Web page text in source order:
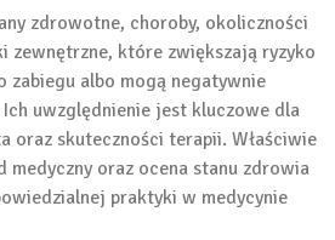
zdrowotne, choroby, okoliczności
zewnętrzne, które zwiększają ryzyko
zabiegu albo mogą negatywnie
uwzględnienie jest kluczowe dla
oraz skuteczności terapii. Właściwie
medyczny oraz ocena stanu zdrowia
praktyki w medycynie